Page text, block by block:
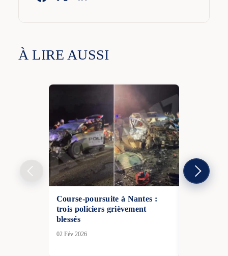
À LIRE AUSSI
Course-poursuite à Nantes :
trois policiers grièvement
blessés
02 Fév 2026